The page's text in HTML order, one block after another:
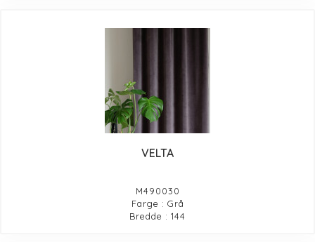
VELTA
M490030
Farge : Grå
Bredde : 144